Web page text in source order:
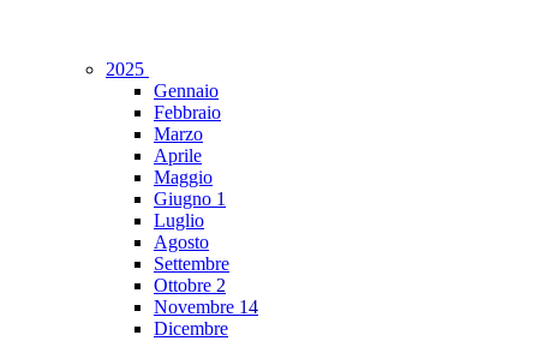
2025
Gennaio
Febbraio
Marzo
Aprile
Maggio
Giugno 1
Luglio
Agosto
Settembre
Ottobre 2
Novembre 14
Dicembre